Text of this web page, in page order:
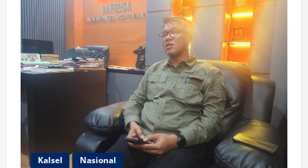
Kalsel Nasional